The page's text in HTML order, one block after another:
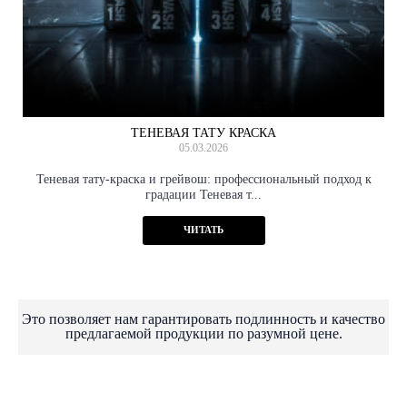
ТЕНЕВАЯ ТАТУ КРАСКА
05.03.2026
Теневая тату-краска и грейвош: профессиональный подход к
градации Теневая т...
ЧИТАТЬ
Это позволяет нам гарантировать подлинность и качество
предлагаемой продукции по разумной цене.